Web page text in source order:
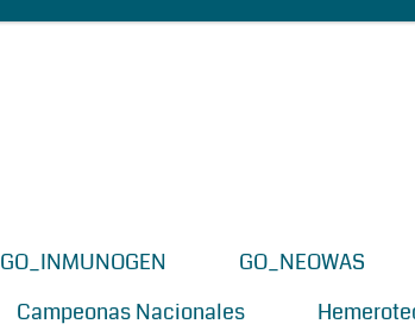
GO_INMUNOGEN GO_NEOWAS
Campeonas Nacionales